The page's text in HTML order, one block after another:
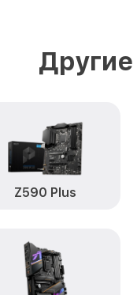
Z590 Plus